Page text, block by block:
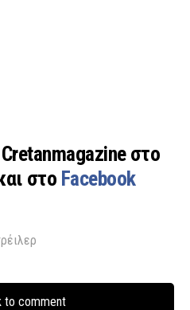
στο
στο Facebook
to comment